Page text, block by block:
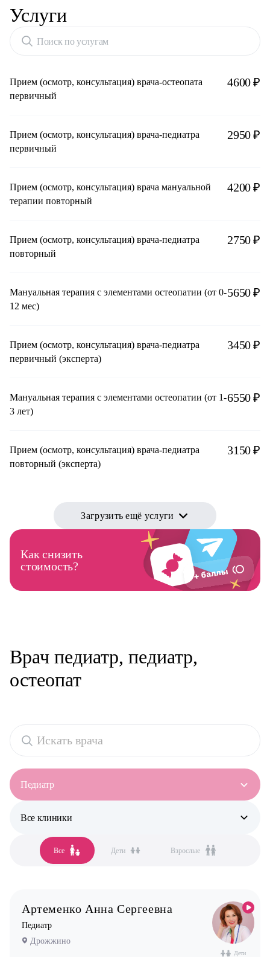
Услуги
Поиск по услугам
Прием (осмотр, консультация) врача-остеопата
первичный
4600 ₽
Прием (осмотр, консультация) врача-педиатра
первичный
2950 ₽
Прием (осмотр, консультация) врача мануальной
терапии повторный
4200 ₽
Прием (осмотр, консультация) врача-педиатра
повторный
2750 ₽
Мануальная терапия с элементами остеопатии (от 0-
12 мес)
5650 ₽
Прием (осмотр, консультация) врача-педиатра
первичный (эксперта)
3450 ₽
Мануальная терапия с элементами остеопатии (от 1-
3 лет)
6550 ₽
Прием (осмотр, консультация) врача-педиатра
повторный (эксперта)
3150 ₽
Загрузить ещё услуги
Как снизить
стоимость?
Врач педиатр, педиатр,
остеопат
Все Дети Взрослые
Педиатр
Все специальности
Аллерголог-иммунолог
Анестезиолог
Дерматолог
Кардиолог детский
Все клиники
Все клиники
Дрожжино
Жулебино
Дети
Артеменко Анна Сергеевна
Педиатр
Дрожжино